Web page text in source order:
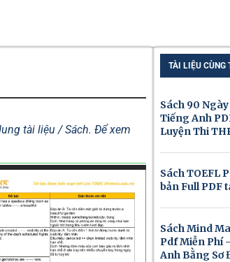
tài liệu / Sách. Để xem
TÀI LIỆU CÙNG
Sách 90
Tiếng Anh
Luyện Thi
Sách TOEFL
bản Full PDF
Sách Mind
Pdf Miễn Phí
Anh Bằng Sơ